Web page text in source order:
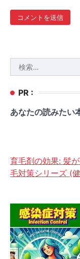
索:
PR :
あなたの読みたい
育毛剤の効果: 髪
毛対策シリーズ (